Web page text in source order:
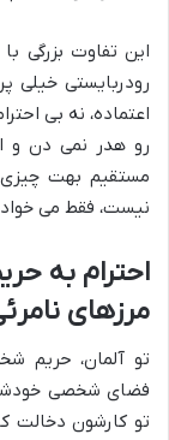
این تفاوت بزرگی
رودربایستی خیلی
اعتماده، نه بی
رو هدر نمی دن و
مستقیم بهت
نیست، فقط می
مرزهای
تو آلمان، حریم
فضای شخصی
تو کارشون دخالت